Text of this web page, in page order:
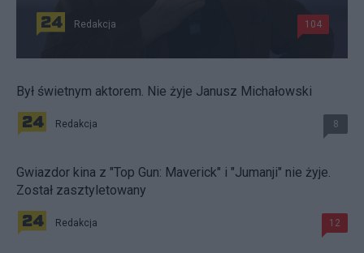
Redakcja 104
Był świetnym aktorem. Nie żyje Janusz Michałowski
Redakcja 8
Gwiazdor kina z "Top Gun: Maverick" i "Jumanji" nie żyje.
Został zasztyletowany
Redakcja 12